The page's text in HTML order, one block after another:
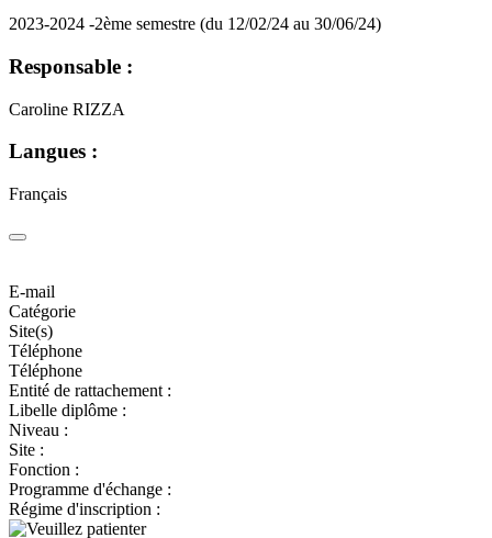
2023-2024 -2ème semestre (du 12/02/24 au 30/06/24)
Responsable :
Caroline RIZZA
Langues :
Français
E-mail
Catégorie
Site(s)
Téléphone
Téléphone
Entité de rattachement :
Libelle diplôme :
Niveau :
Site :
Fonction :
Programme d'échange :
Régime d'inscription :